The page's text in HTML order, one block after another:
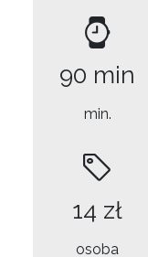
90 min
min.
14 zł
osoba